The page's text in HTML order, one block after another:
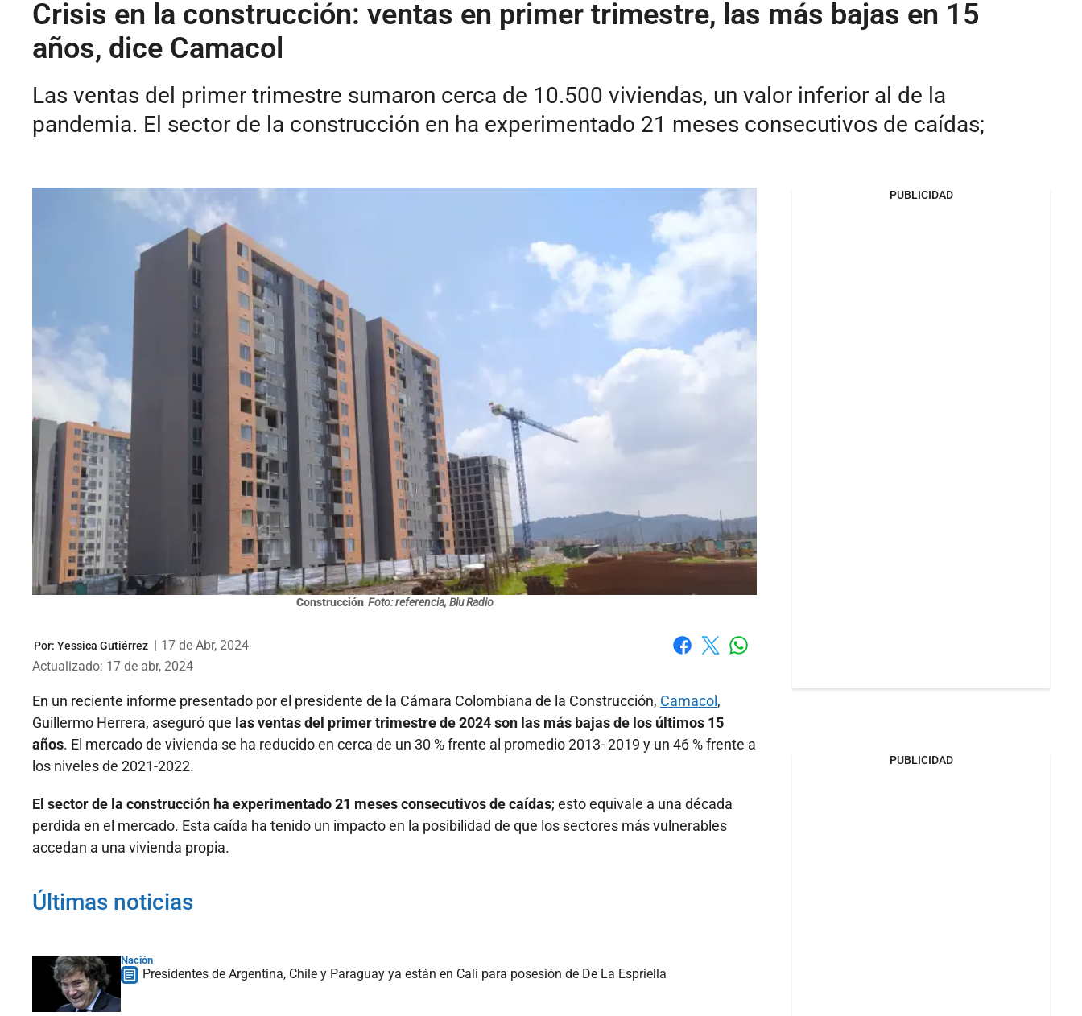
Crisis en la construcción: ventas en primer trimestre, las más bajas en 15
años, dice Camacol
Las ventas del primer trimestre sumaron cerca de 10.500 viviendas, un valor inferior al de la
pandemia. El sector de la construcción en ha experimentado 21 meses consecutivos de caídas;
Construcción Foto: referencia, Blu Radio
Por: Yessica Gutiérrez | 17 de Abr, 2024
Actualizado: 17 de abr, 2024
En un reciente informe presentado por el presidente de la Cámara Colombiana de la Construcción, Camacol ,
Guillermo Herrera, aseguró que las ventas del primer trimestre de 2024 son las más bajas de los últimos 15
años. El mercado de vivienda se ha reducido en cerca de un 30 % frente al promedio 2013- 2019 y un 46 % frente a
los niveles de 2021-2022.
El sector de la construcción ha experimentado 21 meses consecutivos de caídas; esto equivale a una década
perdida en el mercado. Esta caída ha tenido un impacto en la posibilidad de que los sectores más vulnerables
accedan a una vivienda propia.
Últimas noticias
Nación
Presidentes de Argentina, Chile y Paraguay ya están en Cali para posesión de De La Espriella
PUBLICIDAD
PUBLICIDAD